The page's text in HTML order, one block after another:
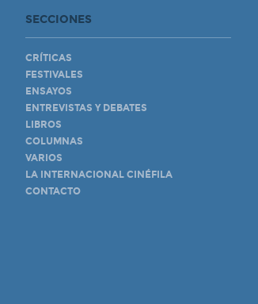
SECCIONES
CRÍTICAS
FESTIVALES
ENSAYOS
ENTREVISTAS Y DEBATES
LIBROS
COLUMNAS
VARIOS
LA INTERNACIONAL CINÉFILA
CONTACTO